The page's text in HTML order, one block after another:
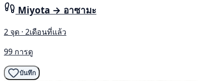
Miyota → อาซามะ
2 จุด · 2เดือนที่แล้ว
99 การดู
บันทึก